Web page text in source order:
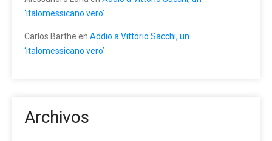
‘italomessicano vero’
Carlos Barthe en Addio a Vittorio Sacchi, un
‘italomessicano vero’
Archivos